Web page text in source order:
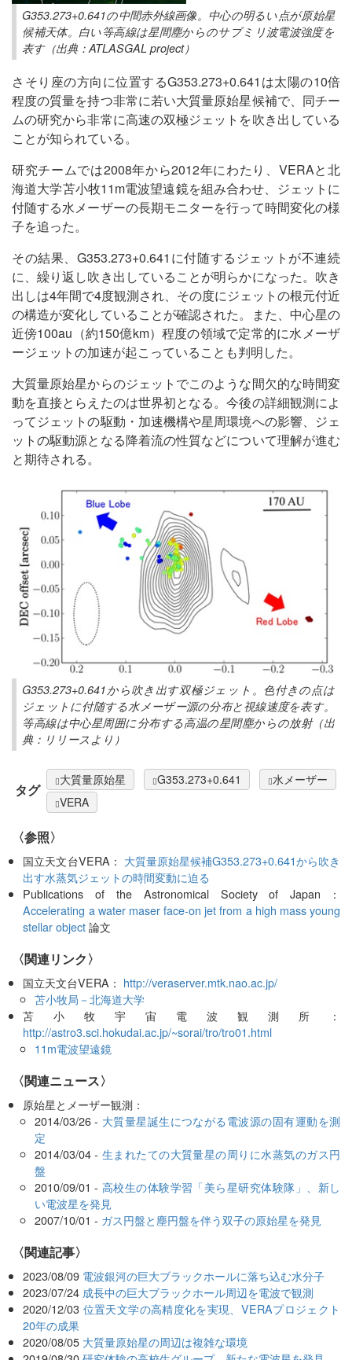
G353.273+0.641の中間赤外線画像。中心の明るい点が原始星
候補天体。白い等高線は星間塵からのサブミリ波電波強度を
表す（出典：ATLASGAL project）
さそり座の方向に位置するG353.273+0.641は太陽の10倍
程度の質量を持つ非常に若い大質量原始星候補で、同チー
ムの研究から非常に高速の双極ジェットを吹き出している
ことが知られている。
研究チームでは2008年から2012年にわたり、VERAと北
海道大学苫小牧11m電波望遠鏡を組み合わせ、ジェットに
付随する水メーザーの長期モニターを行って時間変化の様
子を追った。
その結果、G353.273+0.641に付随するジェットが不連続
に、繰り返し吹き出していることが明らかになった。吹き
出しは4年間で4度観測され、その度にジェットの根元付近
の構造が変化していることが確認された。また、中心星の
近傍100au（約150億km）程度の領域で定常的に水メーザ
ージェットの加速が起こっていることも判明した。
大質量原始星からのジェットでこのような間欠的な時間変
動を直接とらえたのは世界初となる。今後の詳細観測によ
ってジェットの駆動・加速機構や星周環境への影響、ジェ
ットの駆動源となる降着流の性質などについて理解が進む
と期待される。
G353.273+0.641から吹き出す双極ジェット。色付きの点は
ジェットに付随する水メーザー源の分布と視線速度を表す。
等高線は中心星周囲に分布する高温の星間塵からの放射（出
典：リリースより）
タグ
大質量原始星 G353.273+0.641
水メーザー
VERA
〈参照〉
国立天文台VERA： 大質量原始星候補G353.273+0.641から吹き
出す水蒸気ジェットの時間変動に迫る
Publications of the Astronomical Society of Japan：
Accelerating a water maser face-on jet from a high mass young
stellar object論文
〈関連リンク〉
国立天文台VERA： http://veraserver.mtk.nao.ac.jp/
苫小牧局－北海道大学
苫小牧宇宙電波観測所：
http://astro3.sci.hokudai.ac.jp/~sorai/tro/tro01.html
11m電波望遠鏡
〈関連ニュース〉
原始星とメーザー観測：
2014/03/26 - 大質量星誕生につながる電波源の固有運動を測
定
2014/03/04 - 生まれたての大質量星の周りに水蒸気のガス円
盤
2010/09/01 - 高校生の体験学習「美ら星研究体験隊」、新し
い電波星を発見
2007/10/01 - ガス円盤と塵円盤を伴う双子の原始星を発見
関連記事
2023/08/09 電波銀河の巨大ブラックホールに落ち込む水分子
2023/07/24 成長中の巨大ブラックホール周辺を電波で観測
2020/12/03 位置天文学の高精度化を実現、VERAプロジェクト
20年の成果
2020/08/05 大質量原始星の周辺は複雑な環境